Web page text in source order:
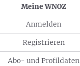
Meine WNOZ
Anmelden
Registrieren
Abo- und Profildaten